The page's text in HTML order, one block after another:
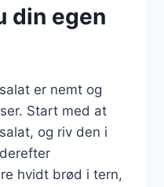
din egen
er nemt og
Start med at
og riv den i
hvidt brød i tern,